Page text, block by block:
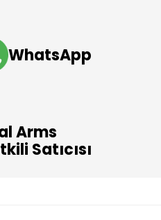
WhatsApp
Arms
Satıcısı